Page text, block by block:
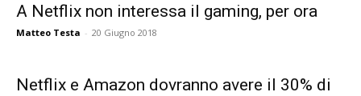
A Netflix non interessa il gaming, per ora
Matteo Testa - 20 Giugno 2018
Netflix e Amazon dovranno avere il 30% di